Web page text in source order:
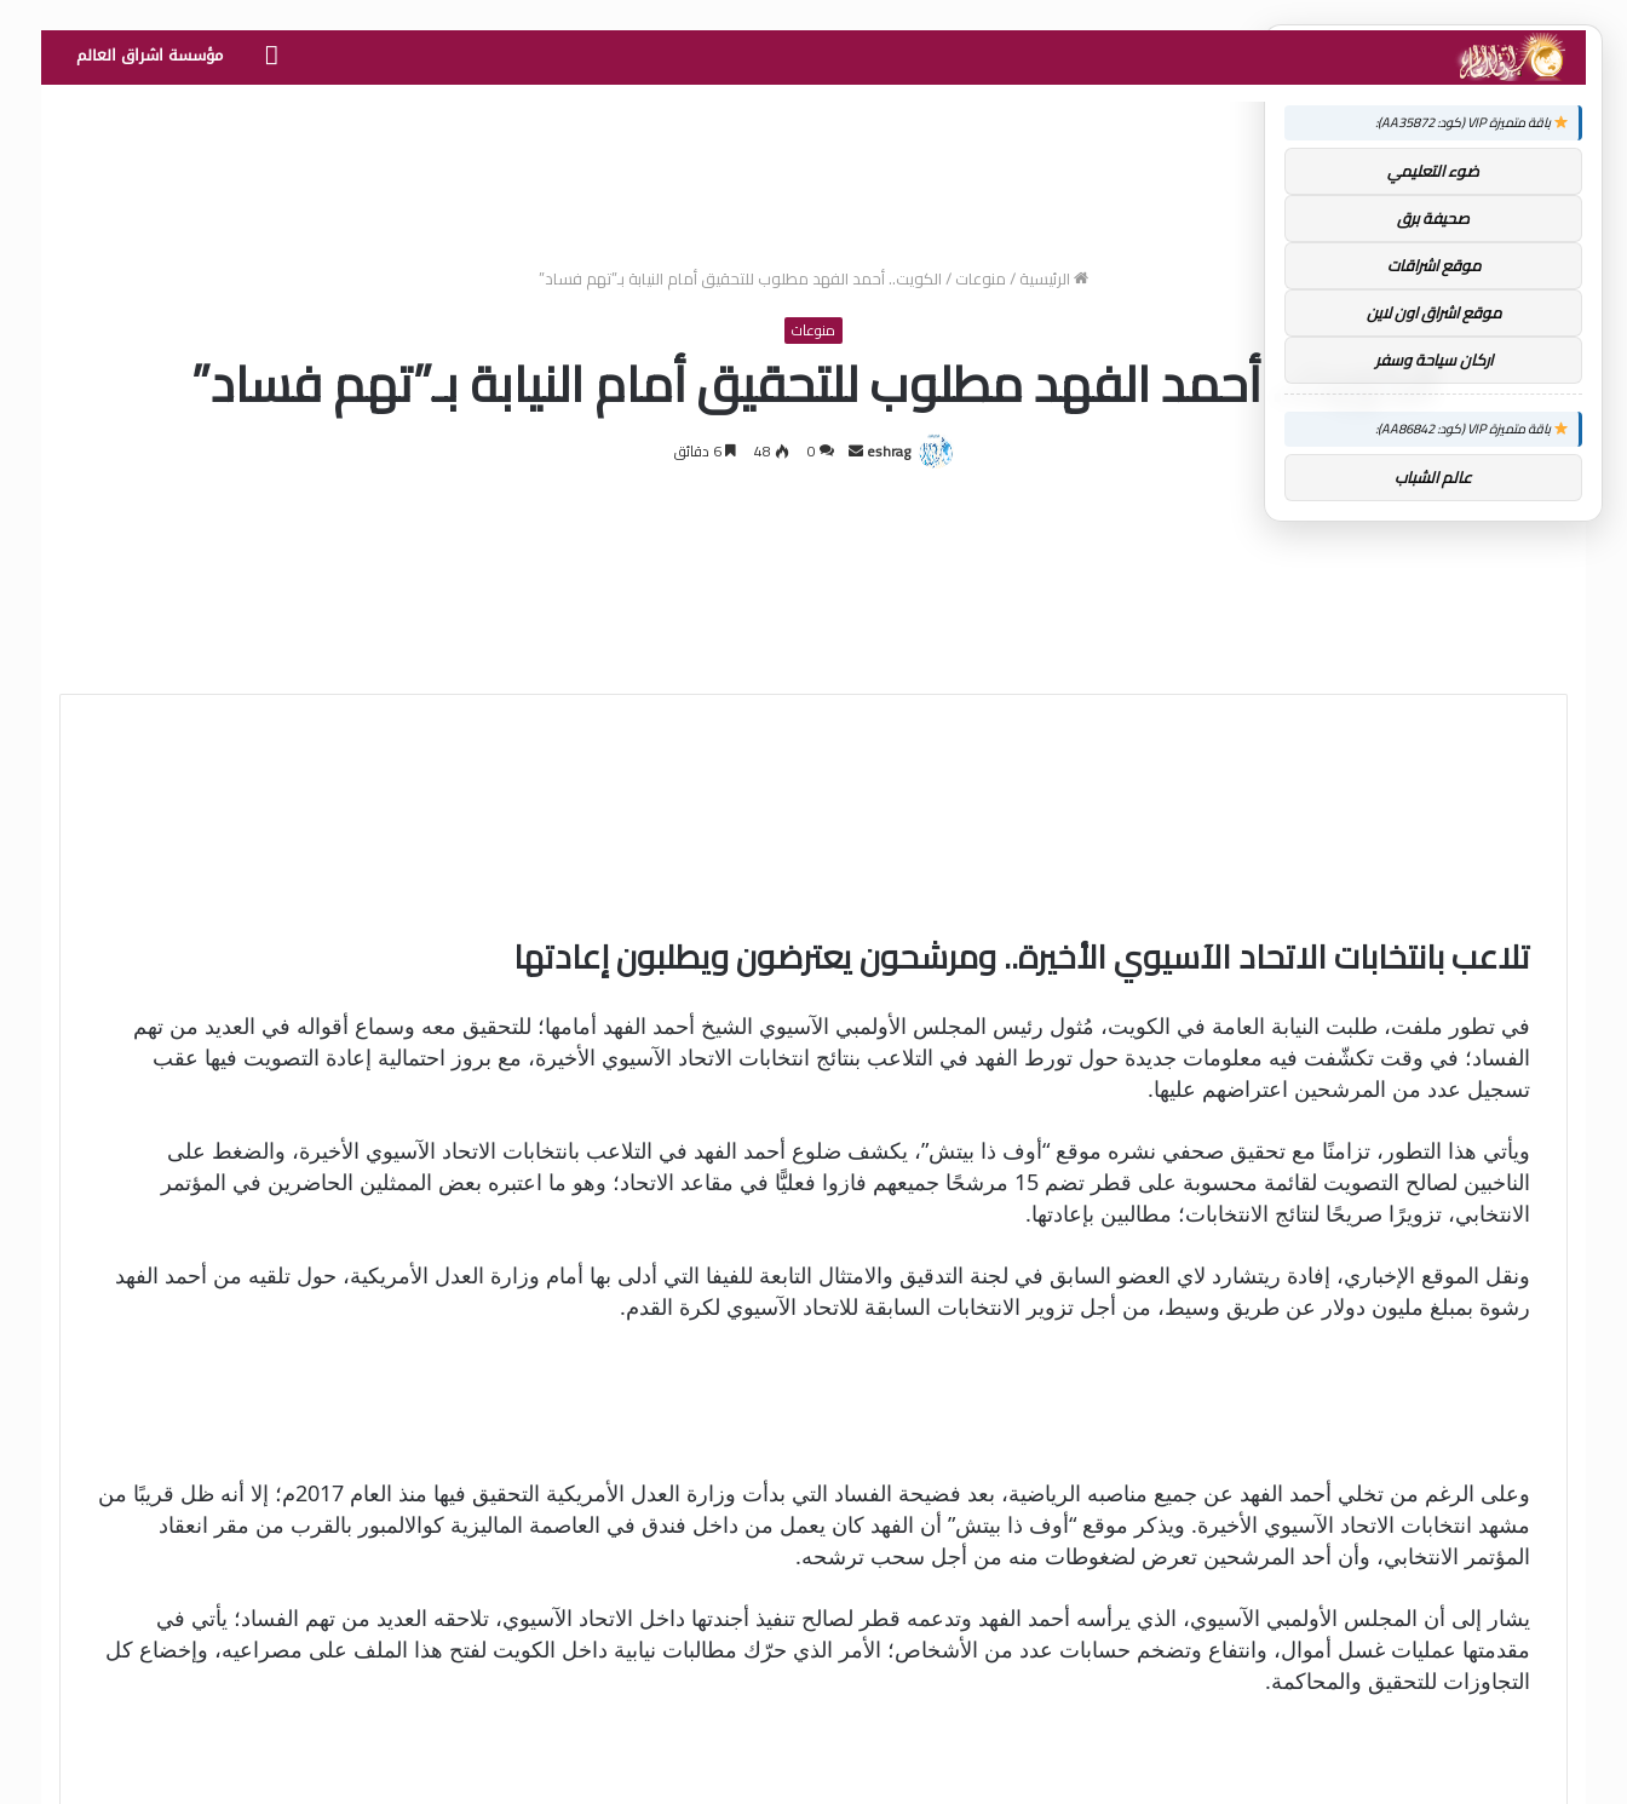
الرئيسيةمؤسسة اشراق العالم
الرئيسية/منوعات/الكويت.. أحمد الفهد مطلوب للتحقيق أمام النيابة بـ”تهم فساد”
منوعات
الكويت.. أحمد الفهد مطلوب للتحقيق أمام النيابة بـ”تهم فساد”
eshrag
أرسل 0
48 6 دقائق
تلاعب بانتخابات الاتحاد الآسيوي الأخيرة.. ومرشحون يعترضون ويطلبون إعادتها
في تطور ملفت، طلبت النيابة العامة في الكويت، مُثول رئيس المجلس الأولمبي الآسيوي الشيخ أحمد الفهد أمامها؛ للتحقيق معه وسماع أقواله في العديد من تهم
الفساد؛ في وقت تكشّفت فيه معلومات جديدة حول تورط الفهد في التلاعب بنتائج انتخابات الاتحاد الآسيوي الأخيرة، مع بروز احتمالية إعادة التصويت فيها عقب
تسجيل عدد من المرشحين اعتراضهم عليها.
ويأتي هذا التطور، تزامنًا مع تحقيق صحفي نشره موقع “أوف ذا بيتش”، يكشف ضلوع أحمد الفهد في التلاعب بانتخابات الاتحاد الآسيوي الأخيرة، والضغط على
الناخبين لصالح التصويت لقائمة محسوبة على قطر تضم 15 مرشحًا جميعهم فازوا فعليًّا في مقاعد الاتحاد؛ وهو ما اعتبره بعض الممثلين الحاضرين في المؤتمر
الانتخابي، تزويرًا صريحًا لنتائج الانتخابات؛ مطالبين بإعادتها.
ونقل الموقع الإخباري، إفادة ريتشارد لاي العضو السابق في لجنة التدقيق والامتثال التابعة للفيفا التي أدلى بها أمام وزارة العدل الأمريكية، حول تلقيه من أحمد الفهد
رشوة بمبلغ مليون دولار عن طريق وسيط، من أجل تزوير الانتخابات السابقة للاتحاد الآسيوي لكرة القدم.
وعلى الرغم من تخلي أحمد الفهد عن جميع مناصبه الرياضية، بعد فضيحة الفساد التي بدأت وزارة العدل الأمريكية التحقيق فيها منذ العام 2017م؛ إلا أنه ظل قريبًا من
مشهد انتخابات الاتحاد الآسيوي الأخيرة. ويذكر موقع “أوف ذا بيتش” أن الفهد كان يعمل من داخل فندق في العاصمة الماليزية كوالالمبور بالقرب من مقر انعقاد
المؤتمر الانتخابي، وأن أحد المرشحين تعرض لضغوطات منه من أجل سحب ترشحه.
يشار إلى أن المجلس الأولمبي الآسيوي، الذي يرأسه أحمد الفهد وتدعمه قطر لصالح تنفيذ أجندتها داخل الاتحاد الآسيوي، تلاحقه العديد من تهم الفساد؛ يأتي في
مقدمتها عمليات غسل أموال، وانتفاع وتضخم حسابات عدد من الأشخاص؛ الأمر الذي حرّك مطالبات نيابية داخل الكويت لفتح هذا الملف على مصراعيه، وإخضاع كل
التجاوزات للتحقيق والمحاكمة.
توصيات :
باقة متميزة VIP (كود: AA35872):
ضوء التعليمي
صحيفة برق
موقع اشراقات
موقع اشراق اون لاين
اركان سياحة وسفر
باقة متميزة VIP (كود: AA86842):
عالم الشباب